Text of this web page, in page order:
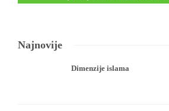
Najnovije
Dimenzije islama